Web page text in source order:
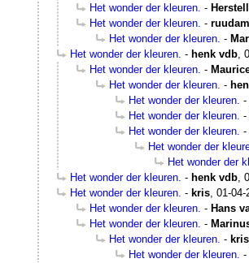
Het wonder der kleuren. -
Het wonder der kleuren. - ruudam
Het wonder der kleuren. -
Het wonder der kleuren. - henk vdb,
Het wonder der kleuren. -
Het wonder der kleuren. -
Het wonder der kleuren. -
Het wonder der kleuren. -
Het wonder der kleuren. -
Het wonder der
Het wonder der
Het wonder der kleuren. - henk vdb,
Het wonder der kleuren. - kris, 01-04-
Het wonder der kleuren. - Hans
Het wonder der kleuren. -
Het wonder der kleuren. - kris
Het wonder der kleuren. -